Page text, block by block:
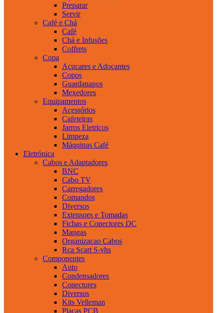
Preparar
Servir
Café e Chá
Café
Chá e Infusões
Coffrets
Copa
Açucares e Adoçantes
Copos
Guardanapos
Mexedores
Equipamentos
Acessórios
Cafeteiras
Jarros Eletricos
Limpeza
Máquinas Café
Eletrónica
Cabos e Adaptadores
BNC
Cabo TV
Carregadores
Comandos
Diversos
Extensoes e Tomadas
Fichas e Conectores DC
Mangas
Organizacao Cabos
Rca Scart S-vhs
Componentes
Auto
Condensadores
Conectores
Diversos
Kits Velleman
Placas PCB